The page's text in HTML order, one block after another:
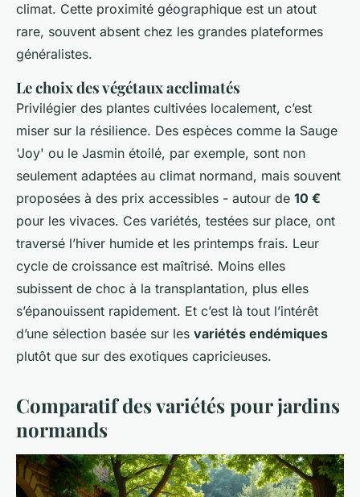
climat. Cette proximité géographique est un atout
rare, souvent absent chez les grandes plateformes
généralistes.
Le choix des végétaux acclimatés
Privilégier des plantes cultivées localement, c’est
miser sur la résilience. Des espèces comme la Sauge
'Joy' ou le Jasmin étoilé, par exemple, sont non
seulement adaptées au climat normand, mais souvent
proposées à des prix accessibles - autour de 10 €
pour les vivaces. Ces variétés, testées sur place, ont
traversé l’hiver humide et les printemps frais. Leur
cycle de croissance est maîtrisé. Moins elles
subissent de choc à la transplantation, plus elles
s’épanouissent rapidement. Et c’est là tout l’intérêt
d’une sélection basée sur les variétés endémiques
plutôt que sur des exotiques capricieuses.
Comparatif des variétés pour jardins
normands